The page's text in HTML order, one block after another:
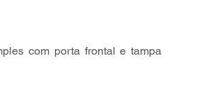
com porta frontal e tampa